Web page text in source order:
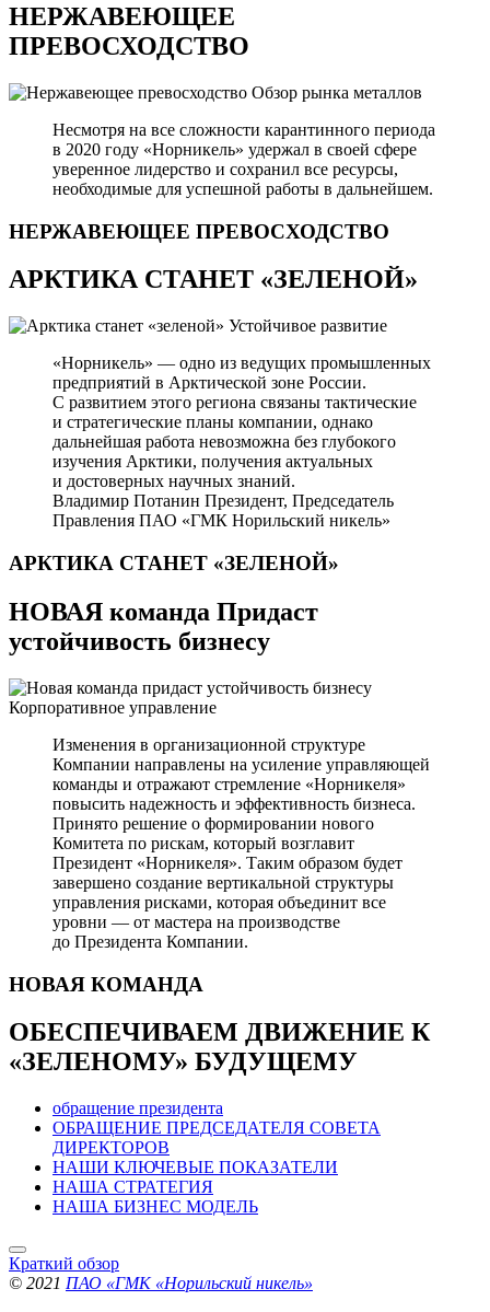
НЕРЖАВЕЮЩЕЕ
ПРЕВОСХОДСТВО
Обзор рынка металлов
Несмотря на все сложности карантинного периода
в 2020 году «Норникель» удержал в своей сфере
уверенное лидерство и сохранил все ресурсы,
необходимые для успешной работы в дальнейшем.
НЕРЖАВЕЮЩЕЕ ПРЕВОСХОДСТВО
АРКТИКА СТАНЕТ «ЗЕЛЕНОЙ»
Устойчивое развитие
«Норникель» — одно из ведущих промышленных
предприятий в Арктической зоне России.
С развитием этого региона связаны тактические
и стратегические планы компании, однако
дальнейшая работа невозможна без глубокого
изучения Арктики, получения актуальных
и достоверных научных знаний.
Владимир Потанин Президент, Председатель
Правления ПАО «ГМК Норильский никель»
АРКТИКА СТАНЕТ «ЗЕЛЕНОЙ»
НОВАЯ команда Придаст
устойчивость бизнесу
Корпоративное управление
Изменения в организационной структуре
Компании направлены на усиление управляющей
команды и отражают стремление «Норникеля»
повысить надежность и эффективность бизнеса.
Принято решение о формировании нового
Комитета по рискам, который возглавит
Президент «Норникеля». Таким образом будет
завершено создание вертикальной структуры
управления рисками, которая объединит все
уровни — от мастера на производстве
до Президента Компании.
НОВАЯ КОМАНДА
ОБЕСПЕЧИВАЕМ ДВИЖЕНИЕ К
«ЗЕЛЕНОМУ» БУДУЩЕМУ
обращение президента
ОБРАЩЕНИЕ ПРЕДСЕДАТЕЛЯ СОВЕТА
ДИРЕКТОРОВ
НАШИ КЛЮЧЕВЫЕ ПОКАЗАТЕЛИ
НАША СТРАТЕГИЯ
НАША БИЗНЕС МОДЕЛЬ
Краткий обзор
© 2021 ПАО «ГМК «Норильский никель»